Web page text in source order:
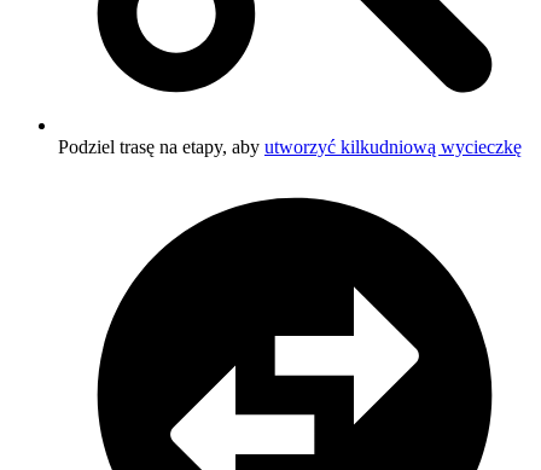
Podziel trasę na etapy, aby utworzyć kilkudniową wycieczkę